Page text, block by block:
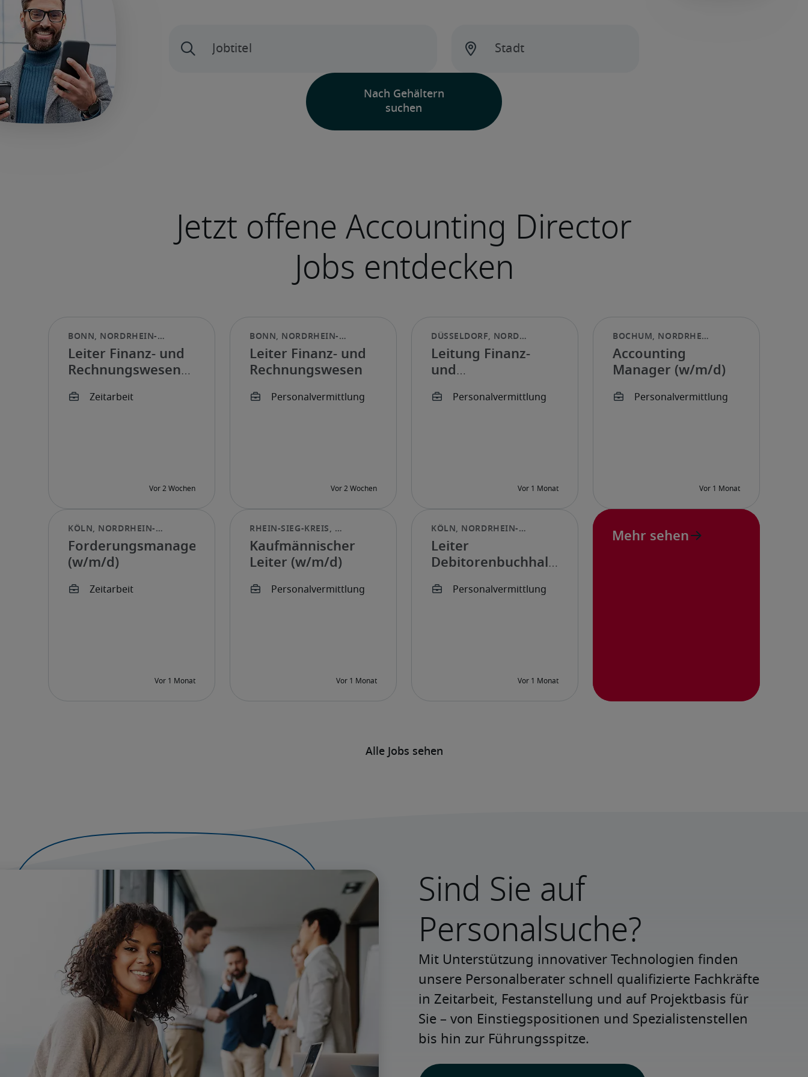
Alle Jobs sehen
Leiter Finanz- und
Rechnungswesen
Leiter Finanz- und
Rechnungswesen
Leitung Finanz-
und
(w/m/d)
Accounting
Manager (w/m/d)
Forderungsmanager
(w/m/d)
Kaufmännischer
Leiter (w/m/d)
Leiter
Debitorenbuchhaltung
Mehr sehen
Sind Sie auf
Personalsuche?
Mit Unterstützung innovativer Technologien finden
unsere Personalberater schnell qualifizierte Fachkräfte
in Zeitarbeit, Festanstellung und auf Projektbasis für
Sie – von Einstiegspositionen und Spezialistenstellen
bis hin zur Führungsspitze.